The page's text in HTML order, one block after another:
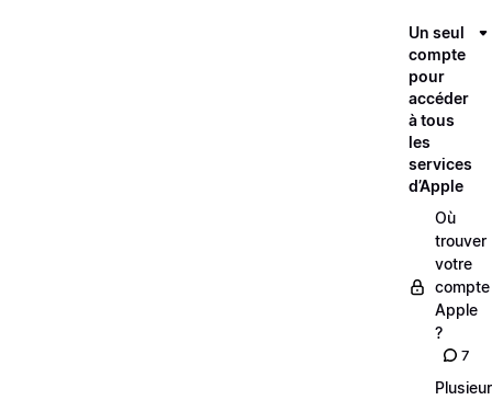
Un seul
compte
pour
accéder
à tous
les
services
d’Apple
Où
trouver
votre
compte
Apple
?
7